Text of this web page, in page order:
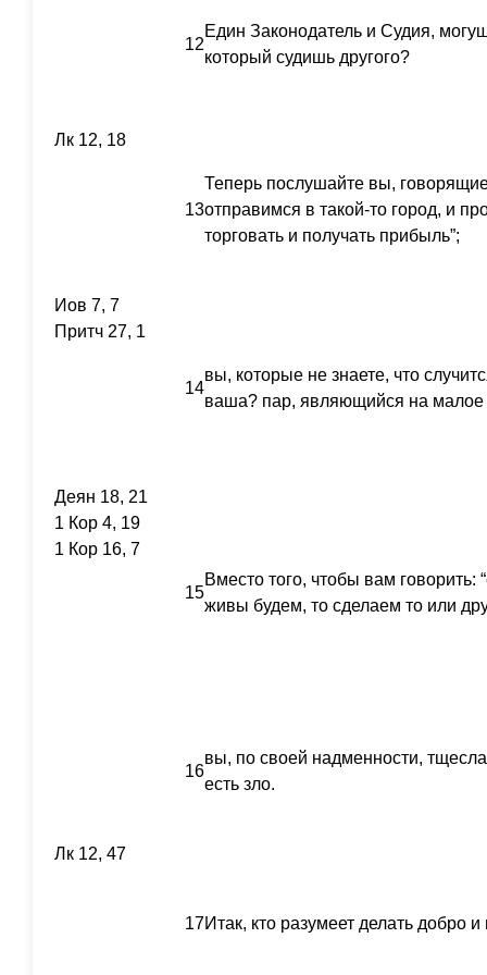
12
Един Законодатель и Судия,
который судишь другого?
Лк 12, 18
13
Теперь послушайте вы,
отправимся в такой-то город, и
торговать и получать прибыль”;
Иов 7, 7
Притч 27, 1
14
вы, которые не знаете, что
ваша? пар, являющийся на
Деян 18, 21
1 Кор 4, 19
1 Кор 16, 7
15
Вместо того, чтобы вам говорить:
живы будем, то сделаем то или
16
вы, по своей надменности,
есть зло.
Лк 12, 47
17Итак, кто разумеет делать добро и